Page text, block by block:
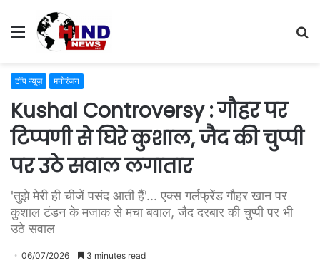
Menu
टॉप न्यूज़ मनोरंजन
Kushal Controversy : गौहर पर
टिप्पणी से घिरे कुशाल, जैद की चुप्पी
पर उठे सवाल लगातार
'तुझे मेरी ही चीजें पसंद आती हैं'... एक्स गर्लफ्रेंड गौहर खान पर
कुशाल टंडन के मजाक से मचा बवाल, जैद दरबार की चुप्पी पर भी
उठे सवाल
06/07/2026 3 minutes read